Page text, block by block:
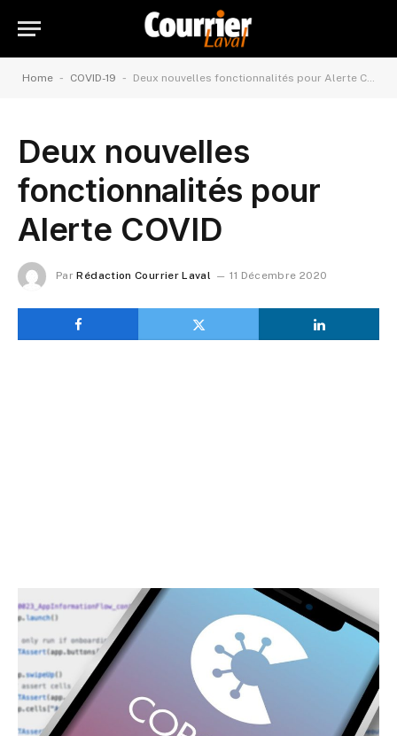
Home - COVID-19 - Deux nouvelles fonctionnalités pour Alerte COVID
Deux nouvelles
fonctionnalités pour
Alerte COVID
Par Rédaction Courrier Laval 11 Décembre 2020